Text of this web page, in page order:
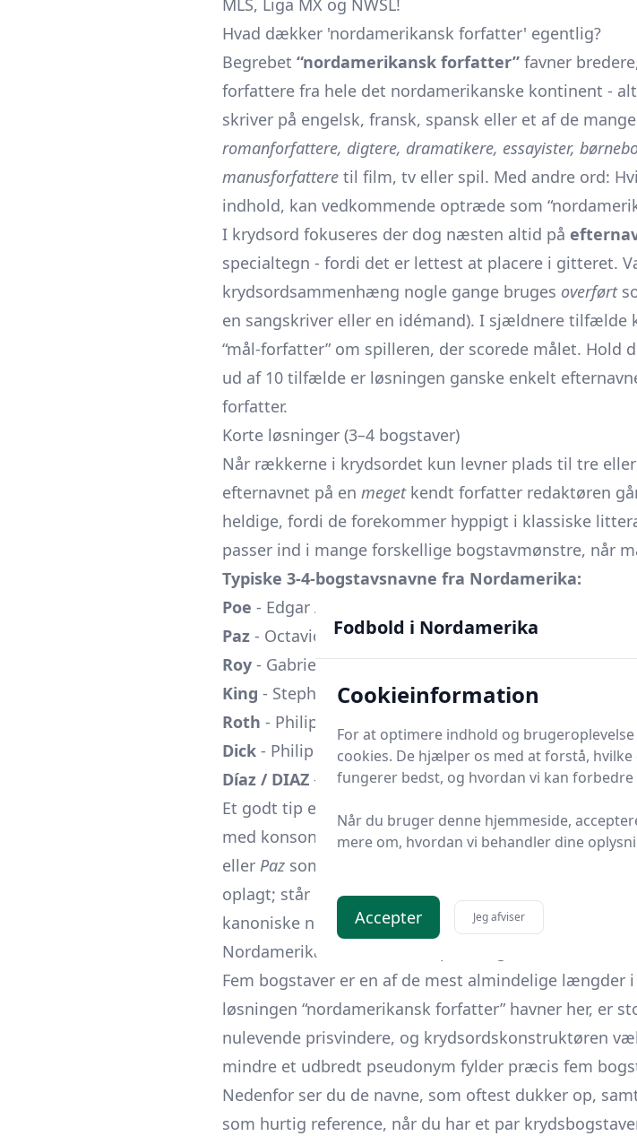
MLS, Liga MX og NWSL!
Hvad dækker 'nordamerikansk forfatter' egentlig?
Begrebet “nordamerikansk forfatter” favner
forfattere fra hele det nordamerikanske kontinent -
skriver på engelsk, fransk, spansk eller et af de
romanforfattere, digtere, dramatikere, essayister,
manusforfattere til film, tv eller spil. Med andre ord:
indhold, kan vedkommende optræde som
I krydsord fokuseres der dog næsten altid på
specialtegn - fordi det er lettest at placere i gitteret.
krydsordsammenhæng nogle gange bruges overført
en sangskriver eller en idémand). I sjældnere tilfælde
“mål-forfatter” om spilleren, der scorede målet. Hold
ud af 10 tilfælde er løsningen ganske enkelt
forfatter.
Korte løsninger (3–4 bogstaver)
Når rækkerne i krydsordet kun levner plads til tre
efternavnet på en megetkendt forfatter redaktøren
heldige, fordi de forekommer hyppigt i klassiske
passer ind i mange forskellige bogstavmønstre, når
Typiske 3-4-bogstavsnavne fra Nordamerika:
Poe - Edgar Allan Poe, USA, gotiske noveller & digte
Paz - Octavio Paz, MEX, nobelprisvinder i poesi og
Roy - Gabrielle Roy, CAN, frankofon romanforfatter
King - Stephen King, USA, gyser- & spændingsromaner
Roth - Philip Roth, USA, modernistisk satire
Dick - Philip K. Dick, USA, science fiction visionær
Díaz / DIAZ - Junot Díaz, USA (f. Dom. Rep.), nutidig
Et godt tip er at tælle vokaler og konsonanter:
med konsonant, hvilket hurtigt kan be- eller afkræfte
eller Paz som regel udelades, og at navne skrives
oplagt; står der “?I??”, kanKING
(sjældent)
kanoniske navne - de indgår i krydsord langt oftere
Nordamerikanske forfattere på 5 bogstaver
Fem bogstaver er en af de mest almindelige længder
løsningen “nordamerikansk forfatter” havner her, er
nulevende prisvindere, og krydsordskonstruktøren
mindre et udbredt pseudonym fylder præcis fem
Nedenfor ser du de navne, som oftest dukker op,
som hurtig reference, når du har et par
Fodbold i Nordamerika
Cookieinformation
For at optimere indhold og
cookies. De hjælper os med at forstå,
fungerer bedst, og hvordan vi kan forbedre
Når du bruger denne hjemmeside,
mere om, hvordan vi behandler dine
Accepter Jeg afviser